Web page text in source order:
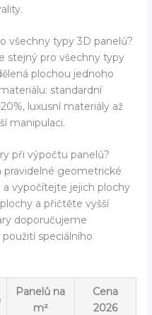
všechny typy 3D panelů?
stejný pro všechny typy
plochou jednoho
standardní
luxusní materiály až
manipulaci.
při výpočtu panelů?
pravidelné geometrické
vypočítejte jejich plochy
a přičtěte vyšší
doporučujeme
speciálního
Panelů na
m²
Cena
2026